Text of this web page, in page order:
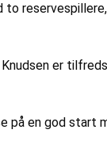
to
er
en god start